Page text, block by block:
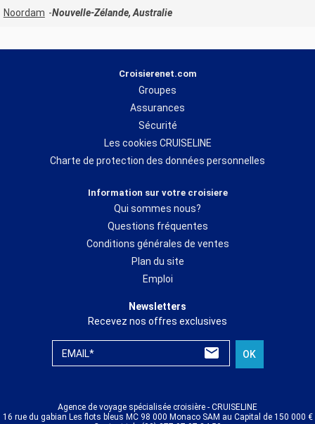
Noordam
Nouvelle-Zélande, Australie
Croisierenet.com
Groupes
Assurances
Sécurité
Les cookies CRUISELINE
Charte de protection des données personnelles
Information sur votre croisiere
Qui sommes nous?
Questions fréquentes
Conditions générales de ventes
Plan du site
Emploi
Newsletters
Recevez nos offres exclusives
EMAIL* OK
Agence de voyage spécialisée croisière - CRUISELINE
16 rue du gabian Les flots bleus MC 98 000 Monaco SAM au Capital de 150 000 €